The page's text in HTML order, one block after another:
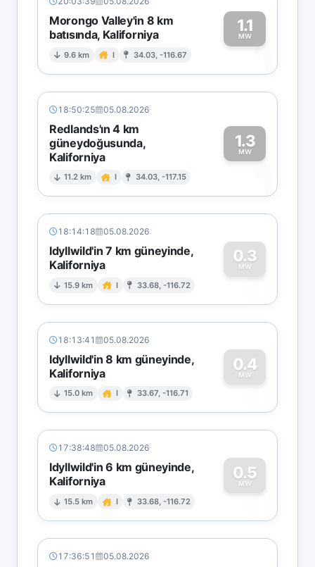
Morongo Valley'in 8 km
batısında, Kaliforniya
9.6 km I 34.03, -116.67
1.1
MW1
18:50:25 05.08.2026
Redlands'ın 4 km
güneydoğusunda,
Kaliforniya
11.2 km I 34.03, -117.15
1.3
MW
1
18:14:18 05.08.2026
Idyllwild'in 7 km güneyinde,
Kaliforniya
15.9 km I 33.68, -116.72
0.3
MW
0
18:13:41 05.08.2026
Idyllwild'in 8 km güneyinde,
Kaliforniya
15.0 km I 33.67, -116.71
0.4
MW
0
17:38:48 05.08.2026
Idyllwild'in 6 km güneyinde,
Kaliforniya
15.5 km I 33.68, -116.72
0.5
MW
0
17:36:51 05.08.2026